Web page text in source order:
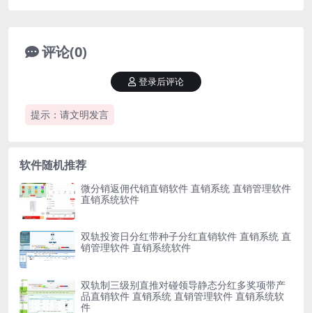
评论(0)
提示：请文明发言
登录后评论
软件随机推荐
微分销返佣代销直销软件 直销系统 直销管理软件
直销系统软件
双轨投资日分红带种子分红直销软件 直销系统 直
销管理软件 直销系统软件
双轨制三级别直推对碰领导静态分红多奖项带产
品直销软件 直销系统 直销管理软件 直销系统软
件